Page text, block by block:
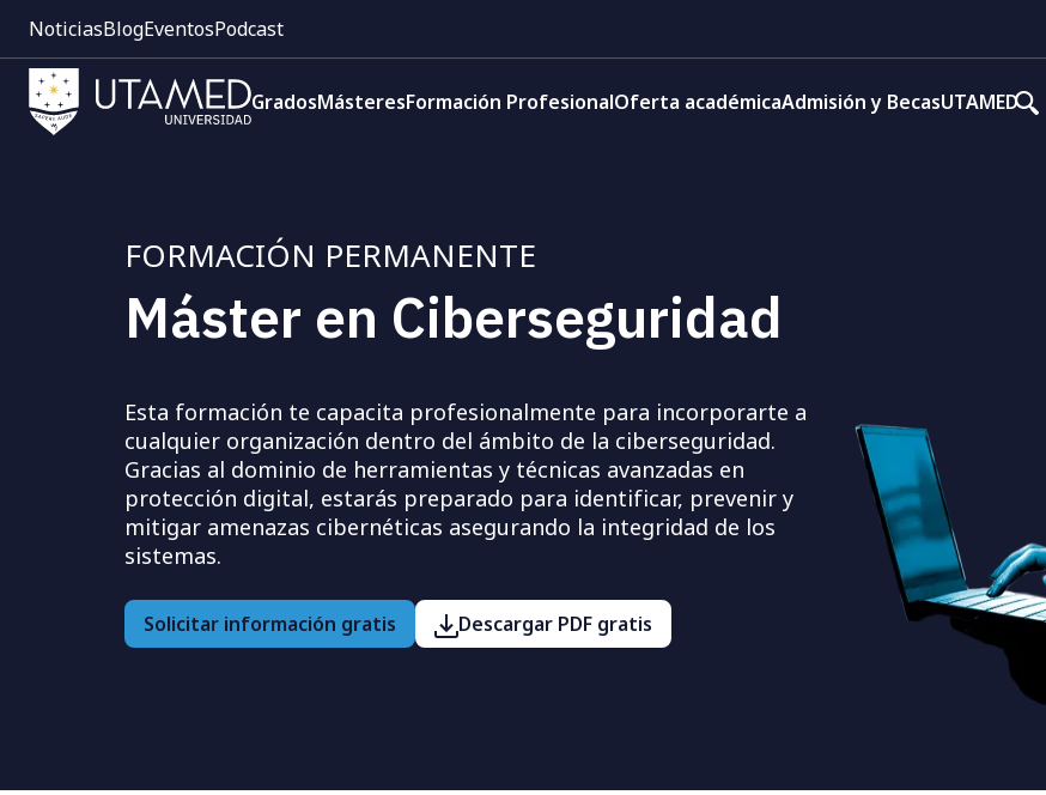
contenido
principal
cabecera:
Menú
1
NoticiasBlogEventosPodcast
principal
GradosMásteresFormación ProfesionalOferta académicaAdmisión y BecasUTAMED
FORMACIÓN PERMANENTE
Máster en Ciberseguridad
Esta formación te capacita profesionalmente para incorporarte a
cualquier organización dentro del ámbito de la ciberseguridad.
Gracias al dominio de herramientas y técnicas avanzadas en
protección digital, estarás preparado para identificar, prevenir y
mitigar amenazas cibernéticas asegurando la integridad de los
sistemas.
Solicitar información gratis Descargar PDF gratis